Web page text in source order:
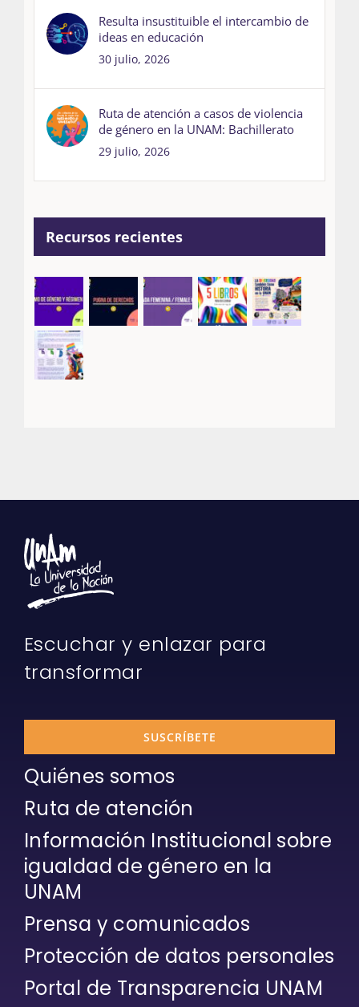
Resulta insustituible el intercambio de
ideas en educación
30 julio, 2026
Ruta de atención a casos de violencia
de género en la UNAM: Bachillerato
29 julio, 2026
Recursos recientes
Escuchar y enlazar para
transformar
SUSCRÍBETE
Quiénes somos
Ruta de atención
Información Institucional sobre
igualdad de género en la
UNAM
Prensa y comunicados
Protección de datos personales
Portal de Transparencia UNAM